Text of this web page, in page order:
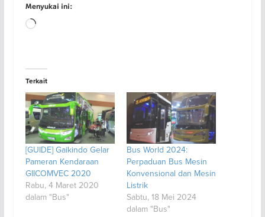
Menyukai ini:
Memuat...
Terkait
[GUIDE] Gaikindo Gelar
Pameran Kendaraan
GIICOMVEC 2020
Rabu, 4 Maret 2020
dalam "Bus"
Bus World 2024:
Perpaduan Bus Mesin
Konvensional dan Mesin
Listrik
Sabtu, 18 Mei 2024
dalam "Bus"